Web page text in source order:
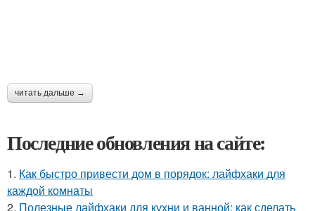
читать дальше →
Последние обновления на сайте:
1. Как быстро привести дом в порядок: лайфхаки для
каждой комнаты
2. Полезные лайфхаки для кухни и ванной: как сделать